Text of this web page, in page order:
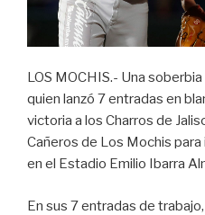
LOS MOCHIS.- Una
quien lanzó 7 entradas en
victoria a los Charros de
Cañeros de Los Mochis
en el Estadio Emilio Ibarra
En sus 7 entradas de